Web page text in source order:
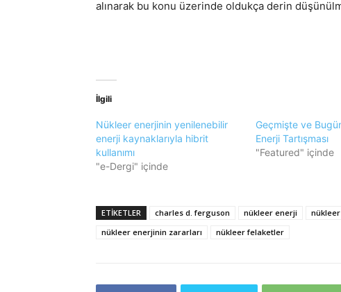
alınarak bu konu üzerinde oldukça derin
İlgili
Nükleer enerjinin yenilenebilir
enerji kaynaklarıyla hibrit
kullanımı
"e-Dergi" içinde
Geçmişte ve
Enerji Tartışması
"Featured" içinde
ETIKETLER charles d. ferguson nükleer enerji nükleer
nükleer enerjinin zararları
nükleer felaketler